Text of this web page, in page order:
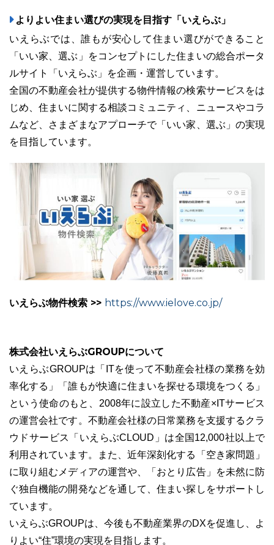
よりよい住まい選びの実現を目指す「いえらぶ」
いえらぶでは、誰もが安心して住まい選びができること
「いい家、選ぶ」をコンセプトにした住まいの総合ポータ
ルサイト「いえらぶ」を企画・運営しています。
全国の不動産会社が提供する物件情報の検索サービスをは
じめ、住まいに関する相談コミュニティ、ニュースやコラ
ムなど、さまざまなアプローチで「いい家、選ぶ」の実現
を目指しています。
いえらぶ物件検索 >> https://www.ielove.co.jp/
株式会社いえらぶGROUPについて
いえらぶGROUPは「ITを使って不動産会社様の業務を効
率化する」「誰もが快適に住まいを探せる環境をつくる」
という使命のもと、2008年に設立した不動産×ITサービス
の運営会社です。不動産会社様の日常業務を支援するクラ
ウドサービス「いえらぶCLOUD」は全国12,000社以上で
利用されています。また、近年深刻化する「空き家問題」
に取り組むメディアの運営や、「おとり広告」を未然に防
ぐ独自機能の開発などを通して、住まい探しをサポートし
ています。
いえらぶGROUPは、今後も不動産業界のDXを促進し、よ
りよい“住”環境の実現を目指します。